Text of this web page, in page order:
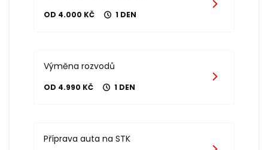
OD 4.000 KČ 1 DEN
Výměna rozvodů
OD 4.990 KČ 1 DEN
Příprava auta na STK